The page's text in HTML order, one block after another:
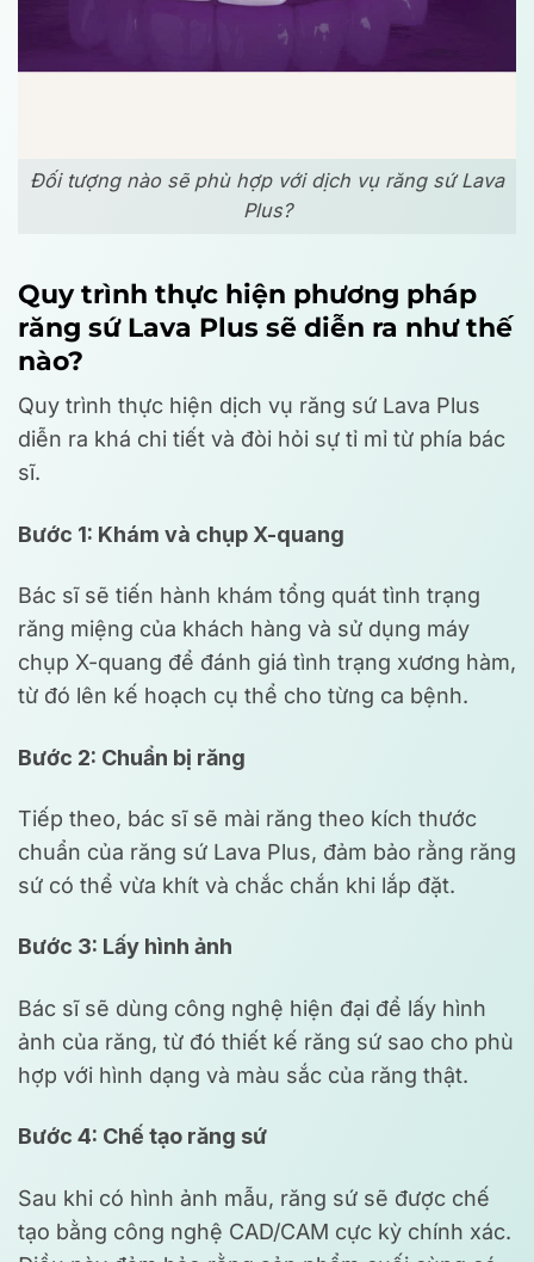
Đối tượng nào sẽ phù hợp với dịch vụ răng sứ Lava
Plus?
Quy trình thực hiện phương pháp
răng sứ Lava Plus sẽ diễn ra như thế
nào?
Quy trình thực hiện dịch vụ răng sứ Lava Plus
diễn ra khá chi tiết và đòi hỏi sự tỉ mỉ từ phía bác
sĩ.
Bước 1: Khám và chụp X-quang
Bác sĩ sẽ tiến hành khám tổng quát tình trạng
răng miệng của khách hàng và sử dụng máy
chụp X-quang để đánh giá tình trạng xương hàm,
từ đó lên kế hoạch cụ thể cho từng ca bệnh.
Bước 2: Chuẩn bị răng
Tiếp theo, bác sĩ sẽ mài răng theo kích thước
chuẩn của răng sứ Lava Plus, đảm bảo rằng răng
sứ có thể vừa khít và chắc chắn khi lắp đặt.
Bước 3: Lấy hình ảnh
Bác sĩ sẽ dùng công nghệ hiện đại để lấy hình
ảnh của răng, từ đó thiết kế răng sứ sao cho phù
hợp với hình dạng và màu sắc của răng thật.
Bước 4: Chế tạo răng sứ
Sau khi có hình ảnh mẫu, răng sứ sẽ được chế
tạo bằng công nghệ CAD/CAM cực kỳ chính xác.